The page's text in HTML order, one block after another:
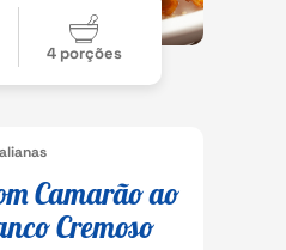
4 porções
Camarão ao
Cremoso